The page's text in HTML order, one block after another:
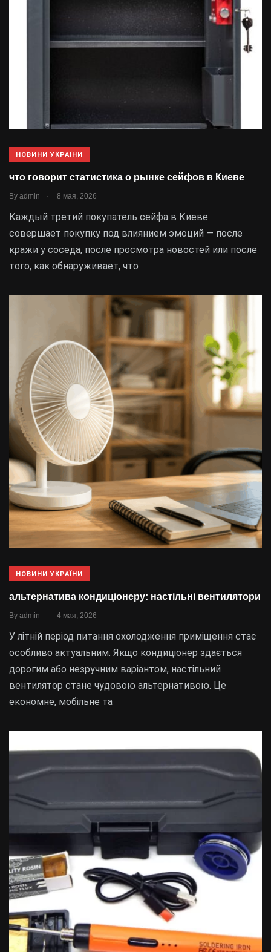
НОВИНИ УКРАЇНИ
что говорит статистика о рынке сейфов в Киеве
By admin . 8 мая, 2026
Каждый третий покупатель сейфа в Киеве
совершает покупку под влиянием эмоций — после
кражи у соседа, после просмотра новостей или после
того, как обнаруживает, что
НОВИНИ УКРАЇНИ
альтернатива кондиціонеру: настільні вентилятори
By admin . 4 мая, 2026
У літній період питання охолодження приміщення стає
особливо актуальним. Якщо кондиціонер здається
дорогим або незручним варіантом, настільний
вентилятор стане чудовою альтернативою. Це
економне, мобільне та